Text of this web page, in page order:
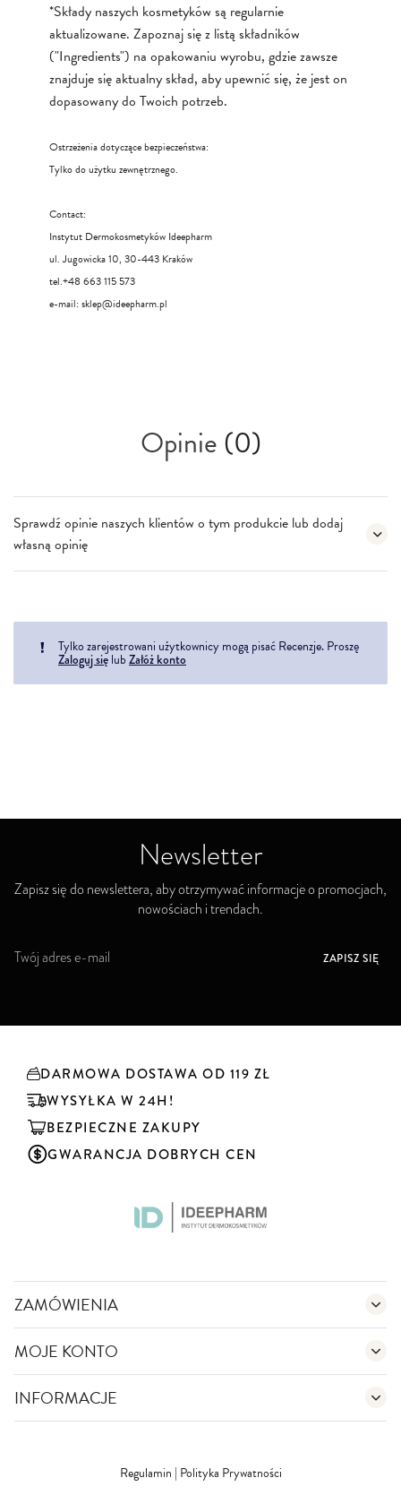
*Składy naszych kosmetyków są regularnie
aktualizowane. Zapoznaj się z listą składników
("Ingredients") na opakowaniu wyrobu, gdzie zawsze
znajduje się aktualny skład, aby upewnić się, że jest on
dopasowany do Twoich potrzeb.
Ostrzeżenia dotyczące bezpieczeństwa:
Tylko do użytku zewnętrznego.
Contact:
Instytut Dermokosmetyków Ideepharm
ul. Jugowicka 10, 30-443 Kraków
tel.+48 663 115 573
e-mail: sklep@ideepharm.pl
Opinie(0)
Sprawdź opinie naszych klientów o tym produkcie lub dodaj
własną opinię
Tylko zarejestrowani użytkownicy mogą pisać Recenzje. Proszę
Zaloguj się lub Załóż konto
Newsletter
Zapisz się do newslettera, aby otrzymywać informacje o promocjach,
nowościach i trendach.
S
k
l
e
t
t
e
ZAPISZ SIĘ
DARMOWA DOSTAWA OD 119 ZŁ
WYSYŁKA W 24H!
BEZPIECZNE ZAKUPY
GWARANCJA DOBRYCH CEN
ZAMÓWIENIA
MOJE KONTO
INFORMACJE
Regulamin | Polityka Prywatności